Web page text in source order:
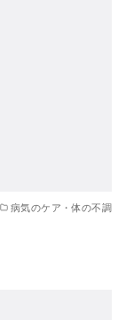
病気のケア・体の不調